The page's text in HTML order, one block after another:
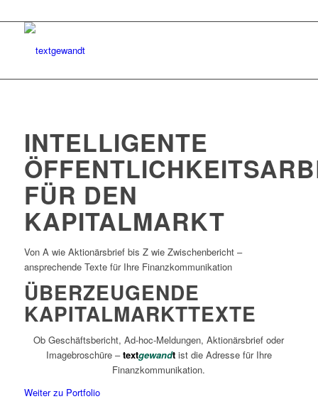
INTELLIGENTE
FÜR DEN
KAPITALMARKT
Von A wie Aktionärsbrief bis Z wie Zwischenbericht –
ansprechende Texte für Ihre Finanzkommunikation
ÜBERZEUGENDE
KAPITALMARKTTEXTE
Ob Geschäftsbericht, Ad-hoc-Meldungen, Aktionärsbrief oder
Imagebroschüre –textgewandtist die Adresse für Ihre
Finanzkommunikation.
Weiter zu Portfolio